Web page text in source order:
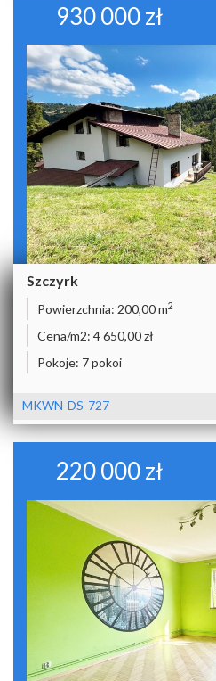
930 000 zł
Szczyrk
Powierzchnia: 200,00 m2
Cena/m2: 4 650,00 zł
Pokoje: 7 pokoi
MKWN-DS-727
220 000 zł